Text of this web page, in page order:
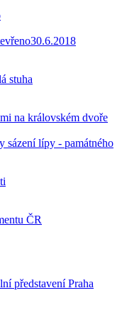
stuha
na královském dvoře
sázení lípy - památného
ČR
představení Praha